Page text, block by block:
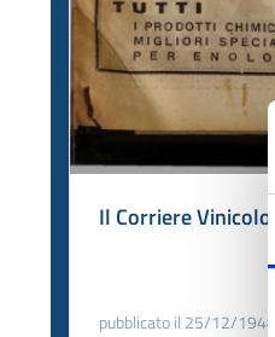
Il Corriere Vinicolo
pubblicato il 25/12/1948